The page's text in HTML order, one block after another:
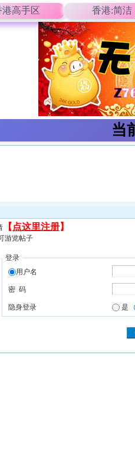
港高手区 香港:简洁
当
【 点这里注册】
游览帖子
登录
用户名
密 码
隐身登录 是